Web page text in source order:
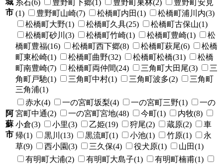
市
糸石(6) 豊野町下郷(1) 豊野町巣林(2)
豊野町安見
(1)
豊野町山崎(7) 松橋町内田(1)
松橋町浦川内(3)
松橋町大野(1)
松橋町久具(25)
松橋町古保山(1)
松橋町砂川(3)
松橋町竹崎(1) 松橋町豊崎(1)
松
橋町豊福(16)
松橋町西下郷(8) 松橋町萩尾(6)
松橋
町東松崎(1)
松橋町曲野(32) 松橋町松橋(31)
松橋
町南豊崎(7)
松橋町両仲間(24) 三角町大田尾(3)
三
角町戸馳(1)
三角町中村(1) 三角町波多(2)
三角町
三角浦(1)
阿
蘇
市
赤水(4) 一の宮町坂梨(4) 一の宮町三野(1)
一の
宮町中通(2)
一の宮町宮地(48) 今町(1)
内牧(8)
小倉(3)
小里(3) 乙姫(19) 狩尾(2) 蔵原(2)
車
帰(1)
黒川(13) 黒流町(1) 小池(1) 竹原(1)
永
草(9)
西小園(3) 三久保(4) 役犬原(1) 山田(1)
有明町大浦(2) 有明町大島子(1)
有明町楠甫(1)